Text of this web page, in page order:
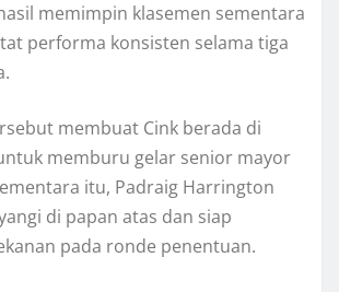
memimpin klasemen sementara
performa konsisten selama tiga
membuat Cink berada di
memburu gelar senior mayor
itu, Padraig Harrington
di papan atas dan siap
pada ronde penentuan.